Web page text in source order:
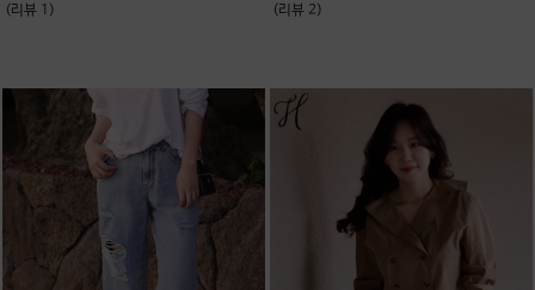
(리뷰 1) (리뷰 2)